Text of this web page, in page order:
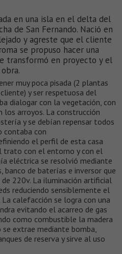
en una isla en el delta del
de San Fernando. Nació en
y agreste que el cliente
se propuso hacer una
transformó en proyecto y el
muy poca pisada (2 plantas
y ser respetuosa del
dialogar con la vegetación, con
los arroyos. La construcción
y se debían repensar todos
contaba con
el perfil de esta casa
trato con el entorno y con el
eléctrica se resolvió mediante
banco de baterías e inversor que
220v. La iluminación artificial
reduciendo sensiblemente el
calefacción se logra con una
evitando el acarreo de gas
como combustible la madera
extrae mediante bomba,
de reserva y sirve al uso